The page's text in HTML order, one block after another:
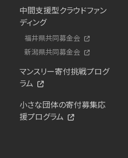
中間支援型クラウドファン
ディング
福井県共同募金会
新潟県共同募金会
マンスリー寄付挑戦プログ
ラム
小さな団体の寄付募集応
援プログラム